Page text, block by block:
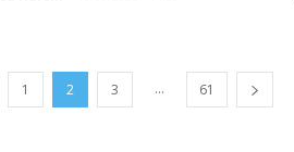
1 2 3 ... 61